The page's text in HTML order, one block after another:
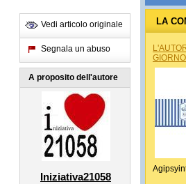
Vedi articolo originale
Segnala un abuso
A proposito dell'autore
Iniziativa21058
LA
GIORNO